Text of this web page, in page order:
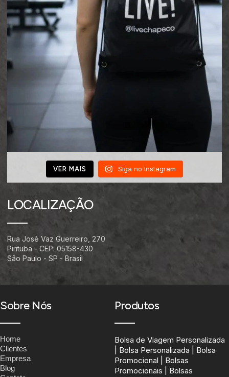
VER MAIS Siga no Instagram
LOCALIZAÇÃO
Rua José Vaz Guerreiro, 270
Pirituba - CEP: 05158-430
São Paulo - SP - Brasil
Sobre Nós
Home
Clientes
Empresa
Blog
Produtos
Bolsa de Viagem Personalizada
| Bolsa Personalizada | Bolsa
Promocional | Bolsas
Promocionais | Bolsas